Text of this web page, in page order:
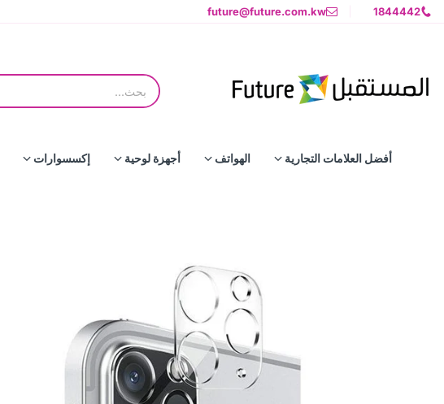
1844442
future@future.com.kw
أفضل العلامات التجارية الهواتف أجهزة لوحية إكسسوارات